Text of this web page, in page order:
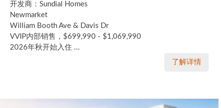
开发商：Sundial Homes
Newmarket
William Booth Ave & Davis Dr
VVIP内部销售，$699,990 - $1,069,990
2026年秋开始入住 ...
了解详情